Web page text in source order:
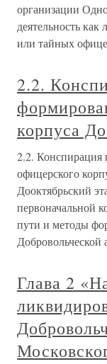
организации
деятельность
или тайных
2.2.
корпуса
2.2. Конспирация
офицерского
Дооктябрьский
первоначальной
пути и методы
Добровольческой
Глава 2